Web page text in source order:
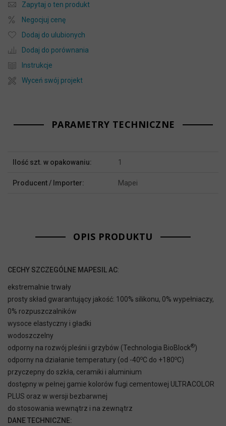
Zapytaj o ten produkt
Negocjuj cenę
Dodaj do ulubionych
Dodaj do porównania
Instrukcje
Wyceń swój projekt
PARAMETRY TECHNICZNE
Ilość szt. w opakowaniu: 1
Producent / Importer: Mapei
OPIS PRODUKTU
CECHY SZCZEGÓLNE MAPESIL AC:
ekstremalnie trwały
prosty skład gwarantujący jakość: 100% silikonu, 0% wypełniaczy,
0% rozpuszczalników
wysoce elastyczny i gładki
wodoszczelny
odporny na rozwój pleśni i grzybów (Technologia BioBlock®)
odporny na działanie temperatury (od -40oC do +180oC)
przyczepny do szkła, ceramiki i aluminium
dostępny w pełnej gamie kolorów fugi cementowej ULTRACOLOR
PLUS oraz w wersji bezbarwnej
do stosowania wewnątrz i na zewnątrz
DANE TECHNICZNE: